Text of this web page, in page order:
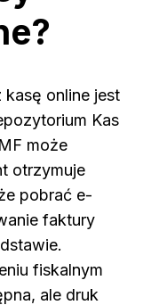
online jest
Kas
może
otrzymuje
pobrać e-
faktury
fiskalnym
ale druk